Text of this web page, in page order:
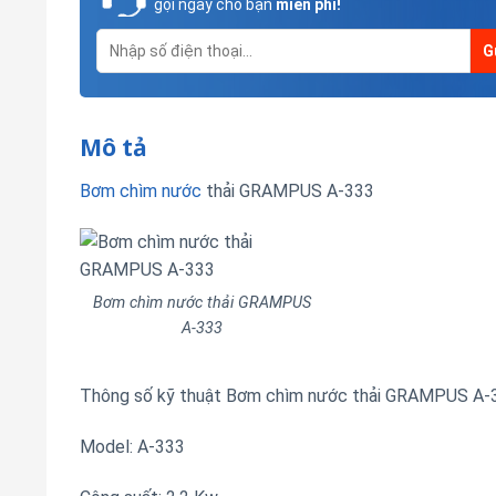
gọi ngay cho bạn miễn phí!
Mô tả
Bơm chìm nước thải GRAMPUS A-333
Bơm chìm nước thải GRAMPUS
A-333
Thông số kỹ thuật Bơm chìm nước thải GRAMPUS A-
Model: A-333